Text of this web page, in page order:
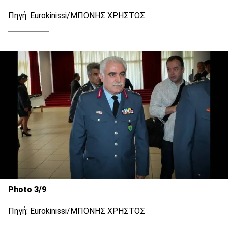
Πηγή: Eurokinissi/ΜΠΟΝΗΣ ΧΡΗΣΤΟΣ
Photo 3/9
Πηγή: Eurokinissi/ΜΠΟΝΗΣ ΧΡΗΣΤΟΣ